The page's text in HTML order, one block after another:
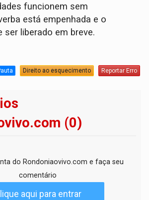
funcionem sem
está empenhada e o
ser liberado em breve.
Direito ao esquecimento Reportar Erro
(0)
do Rondoniaovivo.com e faça seu
comentário
aqui para entrar